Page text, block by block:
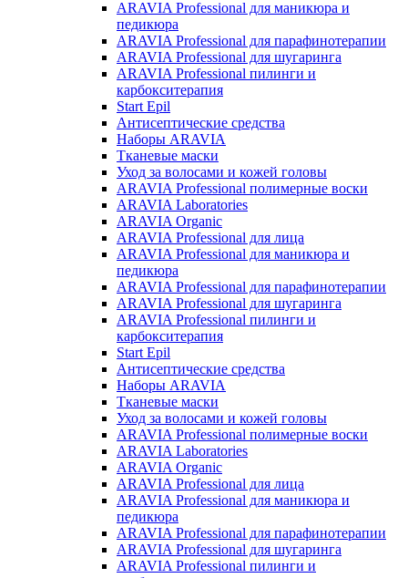
ARAVIA Professional для маникюра и
педикюра
ARAVIA Professional для парафинотерапии
ARAVIA Professional для шугаринга
ARAVIA Professional пилинги и
карбокситерапия
Start Epil
Антисептические средства
Наборы ARAVIA
Тканевые маски
Уход за волосами и кожей головы
ARAVIA Professional полимерные воски
ARAVIA Laboratories
ARAVIA Organic
ARAVIA Professional для лица
ARAVIA Professional для маникюра и
педикюра
ARAVIA Professional для парафинотерапии
ARAVIA Professional для шугаринга
ARAVIA Professional пилинги и
карбокситерапия
Start Epil
Антисептические средства
Наборы ARAVIA
Тканевые маски
Уход за волосами и кожей головы
ARAVIA Professional полимерные воски
ARAVIA Laboratories
ARAVIA Organic
ARAVIA Professional для лица
ARAVIA Professional для маникюра и
педикюра
ARAVIA Professional для парафинотерапии
ARAVIA Professional для шугаринга
ARAVIA Professional пилинги и